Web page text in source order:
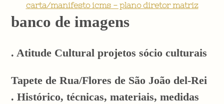
carta/manifesto icms - plano diretor matriz
banco de imagens
. Atitude Cultural projetos sócio culturais
Tapete de Rua/Flores de São João del-Rei
. Histórico, técnicas, materiais, medidas